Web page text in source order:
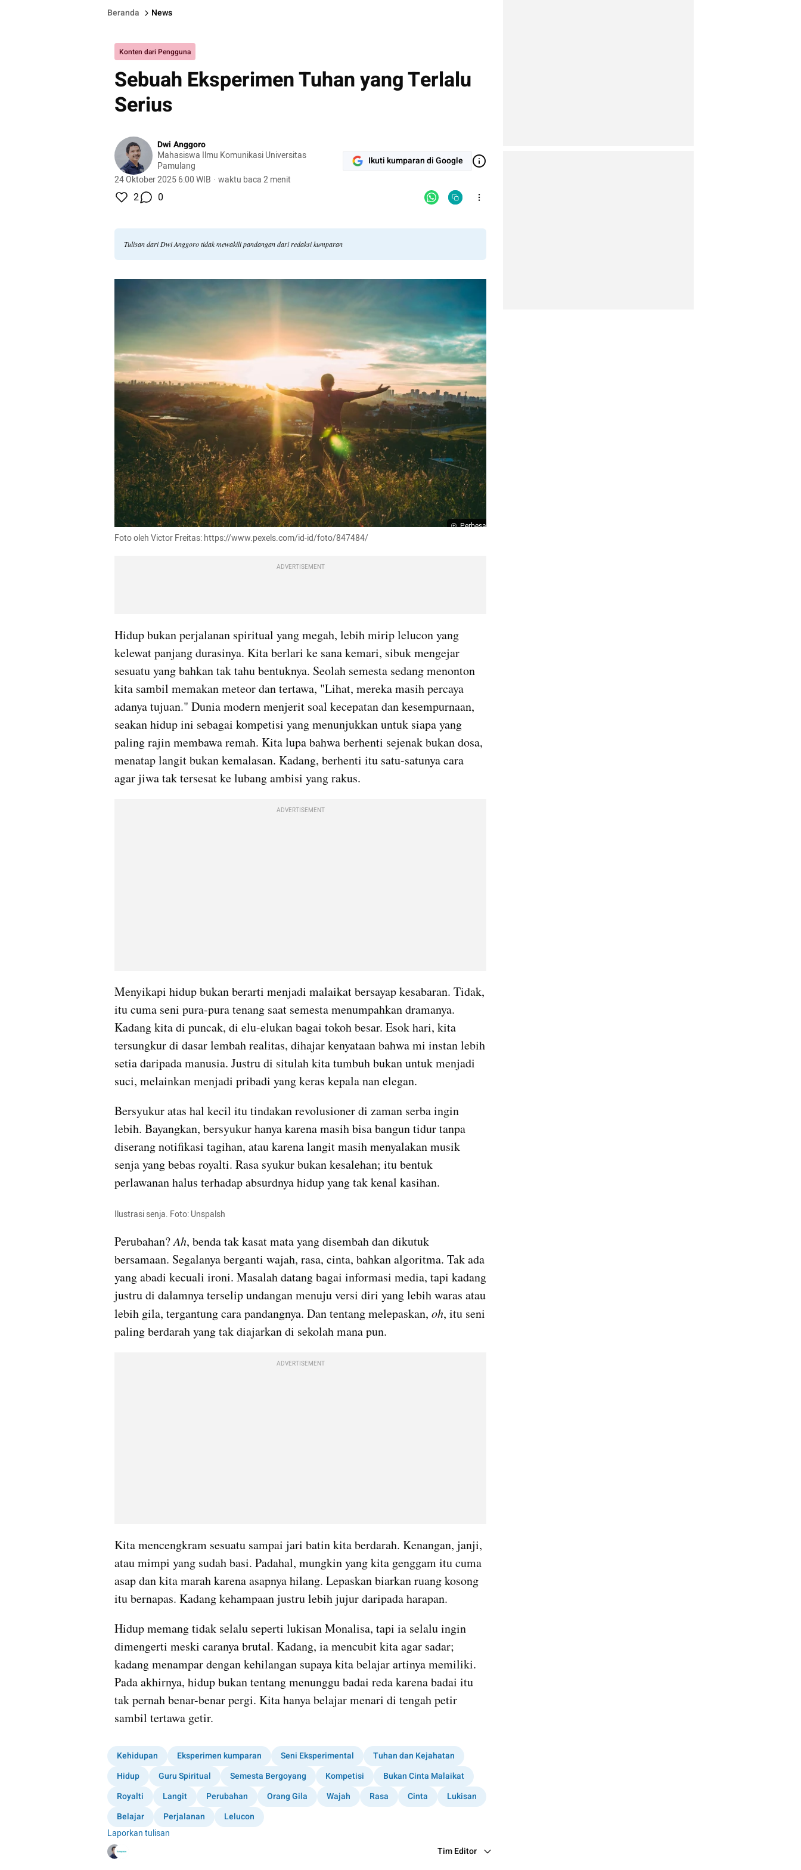
Beranda News
Konten dari Pengguna
Sebuah Eksperimen Tuhan yang Terlalu
Serius
Dwi Anggoro
Mahasiswa Ilmu Komunikasi Universitas
Pamulang
24 Oktober 2025 6:00 WIB · waktu baca 2 menit
Ikuti kumparan di Google
2 0
Tulisan dari Dwi Anggoro tidak mewakili pandangan dari redaksi kumparan
Perbesar
Foto oleh Victor Freitas: https://www.pexels.com/id-id/foto/847484/
ADVERTISEMENT
Hidup bukan perjalanan spiritual yang megah, lebih mirip lelucon yang
kelewat panjang durasinya. Kita berlari ke sana kemari, sibuk mengejar
sesuatu yang bahkan tak tahu bentuknya. Seolah semesta sedang menonton
kita sambil memakan meteor dan tertawa, "Lihat, mereka masih percaya
adanya tujuan." Dunia modern menjerit soal kecepatan dan kesempurnaan,
seakan hidup ini sebagai kompetisi yang menunjukkan untuk siapa yang
paling rajin membawa remah. Kita lupa bahwa berhenti sejenak bukan dosa,
menatap langit bukan kemalasan. Kadang, berhenti itu satu-satunya cara
agar jiwa tak tersesat ke lubang ambisi yang rakus.
ADVERTISEMENT
Menyikapi hidup bukan berarti menjadi malaikat bersayap kesabaran. Tidak,
itu cuma seni pura-pura tenang saat semesta menumpahkan dramanya.
Kadang kita di puncak, di elu-elukan bagai tokoh besar. Esok hari, kita
tersungkur di dasar lembah realitas, dihajar kenyataan bahwa mi instan lebih
setia daripada manusia. Justru di situlah kita tumbuh bukan untuk menjadi
suci, melainkan menjadi pribadi yang keras kepala nan elegan.
Bersyukur atas hal kecil itu tindakan revolusioner di zaman serba ingin
lebih. Bayangkan, bersyukur hanya karena masih bisa bangun tidur tanpa
diserang notifikasi tagihan, atau karena langit masih menyalakan musik
senja yang bebas royalti. Rasa syukur bukan kesalehan; itu bentuk
perlawanan halus terhadap absurdnya hidup yang tak kenal kasihan.
Ilustrasi senja. Foto: Unspalsh
Perubahan? Ah, benda tak kasat mata yang disembah dan dikutuk
bersamaan. Segalanya berganti wajah, rasa, cinta, bahkan algoritma. Tak ada
yang abadi kecuali ironi. Masalah datang bagai informasi media, tapi kadang
justru di dalamnya terselip undangan menuju versi diri yang lebih waras atau
lebih gila, tergantung cara pandangnya. Dan tentang melepaskan, oh, itu seni
paling berdarah yang tak diajarkan di sekolah mana pun.
ADVERTISEMENT
Kita mencengkram sesuatu sampai jari batin kita berdarah. Kenangan, janji,
atau mimpi yang sudah basi. Padahal, mungkin yang kita genggam itu cuma
asap dan kita marah karena asapnya hilang. Lepaskan biarkan ruang kosong
itu bernapas. Kadang kehampaan justru lebih jujur daripada harapan.
Hidup memang tidak selalu seperti lukisan Monalisa, tapi ia selalu ingin
dimengerti meski caranya brutal. Kadang, ia mencubit kita agar sadar;
kadang menampar dengan kehilangan supaya kita belajar artinya memiliki.
Pada akhirnya, hidup bukan tentang menunggu badai reda karena badai itu
tak pernah benar-benar pergi. Kita hanya belajar menari di tengah petir
sambil tertawa getir.
Kehidupan Eksperimen kumparan Seni Eksperimental
Tuhan dan Kejahatan
Hidup
Guru Spiritual Semesta Bergoyang Kompetisi
Bukan Cinta Malaikat
Royalti
Langit Perubahan Orang Gila Wajah Rasa Cinta
Lukisan
Belajar
Perjalanan
Lelucon
Laporkan tulisan
Tim Editor